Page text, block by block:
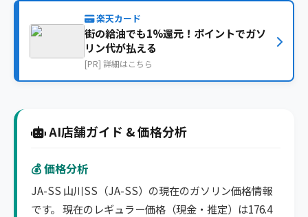
楽天カード
街の給油でも1%還元！ポイントでガソ
リン代が払える
[PR] 詳細はこちら
AI店舗ガイド & 価格分析
💰 価格分析
JA-SS 山川SS（JA-SS）の現在のガソリン価格情報
です。 現在のレギュラー価格（現金・推定）は176.4